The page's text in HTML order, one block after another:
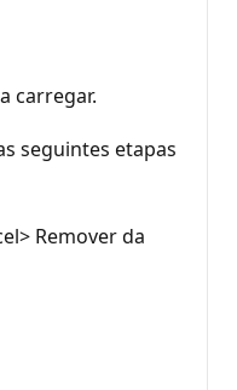
carregar.
seguintes etapas
Remover da